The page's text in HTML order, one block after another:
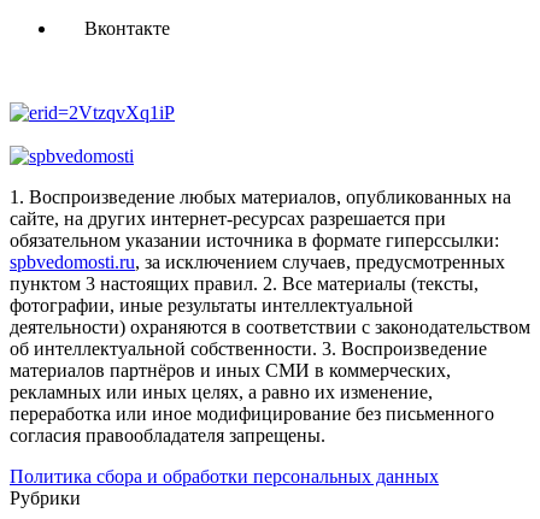
Вконтакте
1. Воспроизведение любых материалов, опубликованных на
сайте, на других интернет-ресурсах разрешается при
обязательном указании источника в формате гиперссылки:
spbvedomosti.ru, за исключением случаев, предусмотренных
пунктом 3 настоящих правил. 2. Все материалы (тексты,
фотографии, иные результаты интеллектуальной
деятельности) охраняются в соответствии с законодательством
об интеллектуальной собственности. 3. Воспроизведение
материалов партнёров и иных СМИ в коммерческих,
рекламных или иных целях, а равно их изменение,
переработка или иное модифицирование без письменного
согласия правообладателя запрещены.
Политика сбора и обработки персональных данных
Рубрики